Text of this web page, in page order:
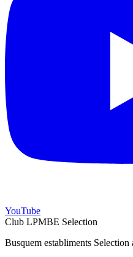
YouTube
Club LPMBE Selection
Busquem establiments Selection